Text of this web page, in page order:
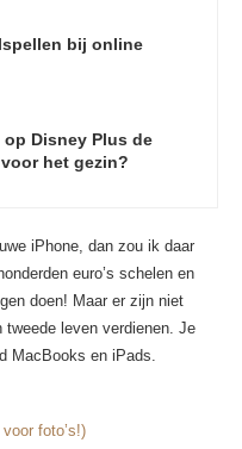
bij online
Disney Plus de
het gezin?
iPhone, dan zou ik daar
euro’s schelen en
doen! Maar er zijn niet
tweede leven verdienen. Je
MacBooks en iPads.
foto’s!)